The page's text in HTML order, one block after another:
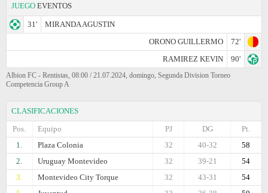
JUEGO EVENTOS
31'
MIRANDA AGUSTIN
ORONO GUILLERMO
72'
RAMIREZ KEVIN
90'
Albion FC - Rentistas, 08:00 / 21.07.2024, domingo, Segunda Division Torneo
Competencia Group A
CLASIFICACIONES
Pos.
Equipo Pt.
DG
PJ
1.
Plaza Colonia 58
40-32
32
2.
Uruguay Montevideo 54
39-21
32
3.
Montevideo City Torque 54
43-31
32